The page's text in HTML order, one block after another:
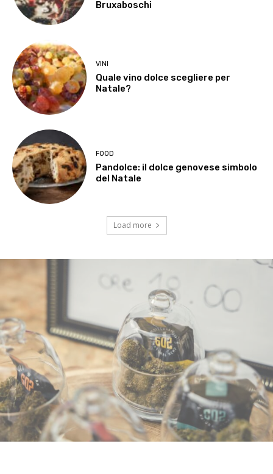
Bruxaboschi
VINI
Quale vino dolce scegliere per
Natale?
FOOD
Pandolce: il dolce genovese simbolo
del Natale
Load more